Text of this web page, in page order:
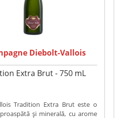
Diebolt-Vallois
Extra Brut - 750 mL
Tradition Extra Brut este o
și minerală, cu arome